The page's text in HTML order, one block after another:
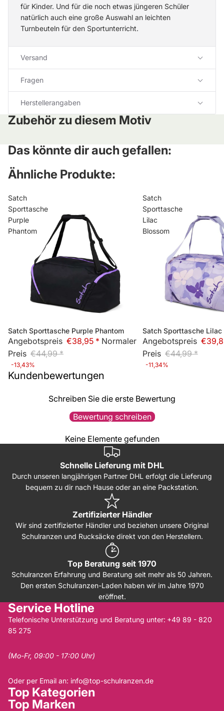
für Kinder. Und für die noch etwas jüngeren Schüler
natürlich auch eine große Auswahl an leichten
Turnbeuteln für den Sportunterricht.
Versand
Fragen
Herstellerangaben
Zubehör zu diesem Motiv
Das könnte dir auch gefallen:
Ähnliche Produkte:
Satch
Sporttasche
Purple
Phantom
Bald wieder lieferbar
Satch Sporttasche Purple Phantom
Angebotspreis €38,95 * Normaler
Preis €44,99 *
-13,43%
Satch
Sporttasche
Lilac
Blossom
Sale
Satch Sporttasche Lilac
Angebotspreis
Preis €44,99 *
-11,34%
Kundenbewertungen
Schreiben Sie die erste Bewertung
Bewertung schreiben
Keine Elemente gefunden
Schnelle Lieferung mit DHL
Durch unseren langjährigen Partner DHL erfolgt die Lieferung
bequem zu dir nach Hause oder an eine Packstation.
Zertifizierter Händler
Wir sind zertifizierter Händler und beziehen unsere Original
Schulranzen und Rucksäcke direkt von den Herstellern.
Top Beratung seit 1970
Schulranzen Erfahrung und Beratung seit mehr als 50 Jahren.
Den ersten Schulranzen-Laden haben wir im Jahre 1970
eröffnet.
Service Hotline
Telefonische Unterstützung und Beratung unter: +49 89 - 820
85 275
(Mo-Fr, 09:00 - 17:00 Uhr)
Oder per Email an: info@top-schulranzen.de
Top Kategorien
Top Marken